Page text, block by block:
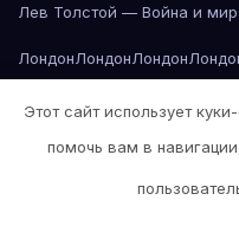
Лев Толстой — Война и мир
ЛондонЛондонЛондон
Лондон Лондон Лос-
Лос-АнджелесЛос-
Лос-
Этот сайт использует
помочь вам в